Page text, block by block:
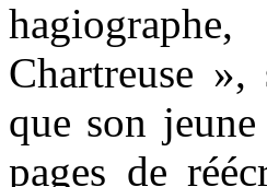
Chartreuse
que son
pages de